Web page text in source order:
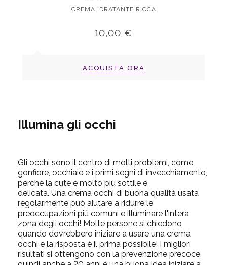
CREMA IDRATANTE RICCA
10,00 €
ACQUISTA ORA
Illumina gli occhi
Gli occhi sono il centro di molti problemi, come
gonfiore, occhiaie e i primi segni di invecchiamento,
perché la cute è molto più sottile e
delicata. Una crema occhi di buona qualità usata
regolarmente può aiutare a ridurre le
preoccupazioni più comuni e illuminare l'intera
zona degli occhi! Molte persone si chiedono
quando dovrebbero iniziare a usare una crema
occhi e la risposta è il prima possibile! I migliori
risultati si ottengono con la prevenzione precoce,